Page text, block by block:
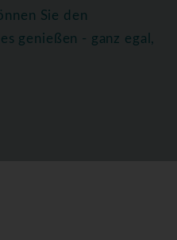
Sie den
genießen - ganz egal,